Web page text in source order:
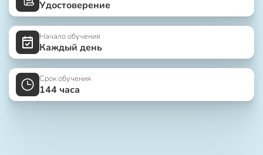
Удостоверение
Начало обучения
Каждый день
Срок обучения
144 часа